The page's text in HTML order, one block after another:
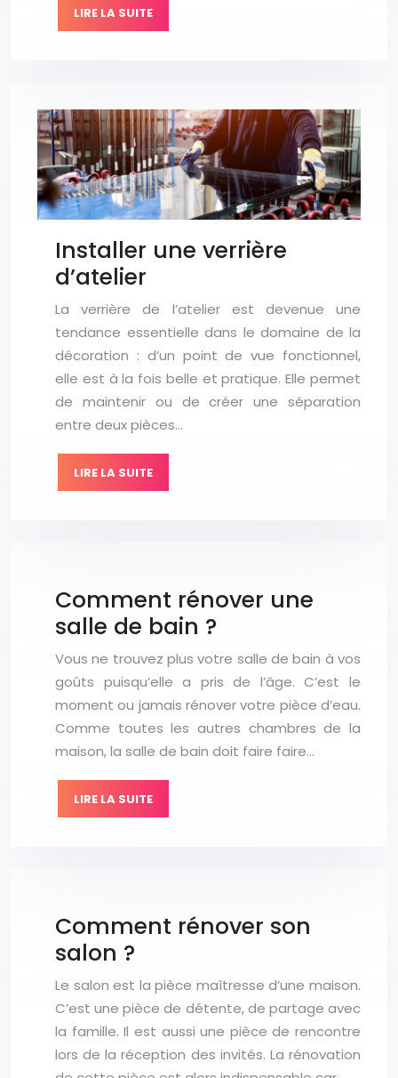
LIRE LA SUITE
Installer une verrière
d’atelier
La verrière de l’atelier est devenue une
tendance essentielle dans le domaine de la
décoration : d’un point de vue fonctionnel,
elle est à la fois belle et pratique. Elle permet
de maintenir ou de créer une séparation
entre deux pièces…
LIRE LA SUITE
Comment rénover une
salle de bain ?
Vous ne trouvez plus votre salle de bain à vos
goûts puisqu’elle a pris de l’âge. C’est le
moment ou jamais rénover votre pièce d’eau.
Comme toutes les autres chambres de la
maison, la salle de bain doit faire faire…
LIRE LA SUITE
Comment rénover son
salon ?
Le salon est la pièce maîtresse d’une maison.
C’est une pièce de détente, de partage avec
la famille. Il est aussi une pièce de rencontre
lors de la réception des invités. La rénovation